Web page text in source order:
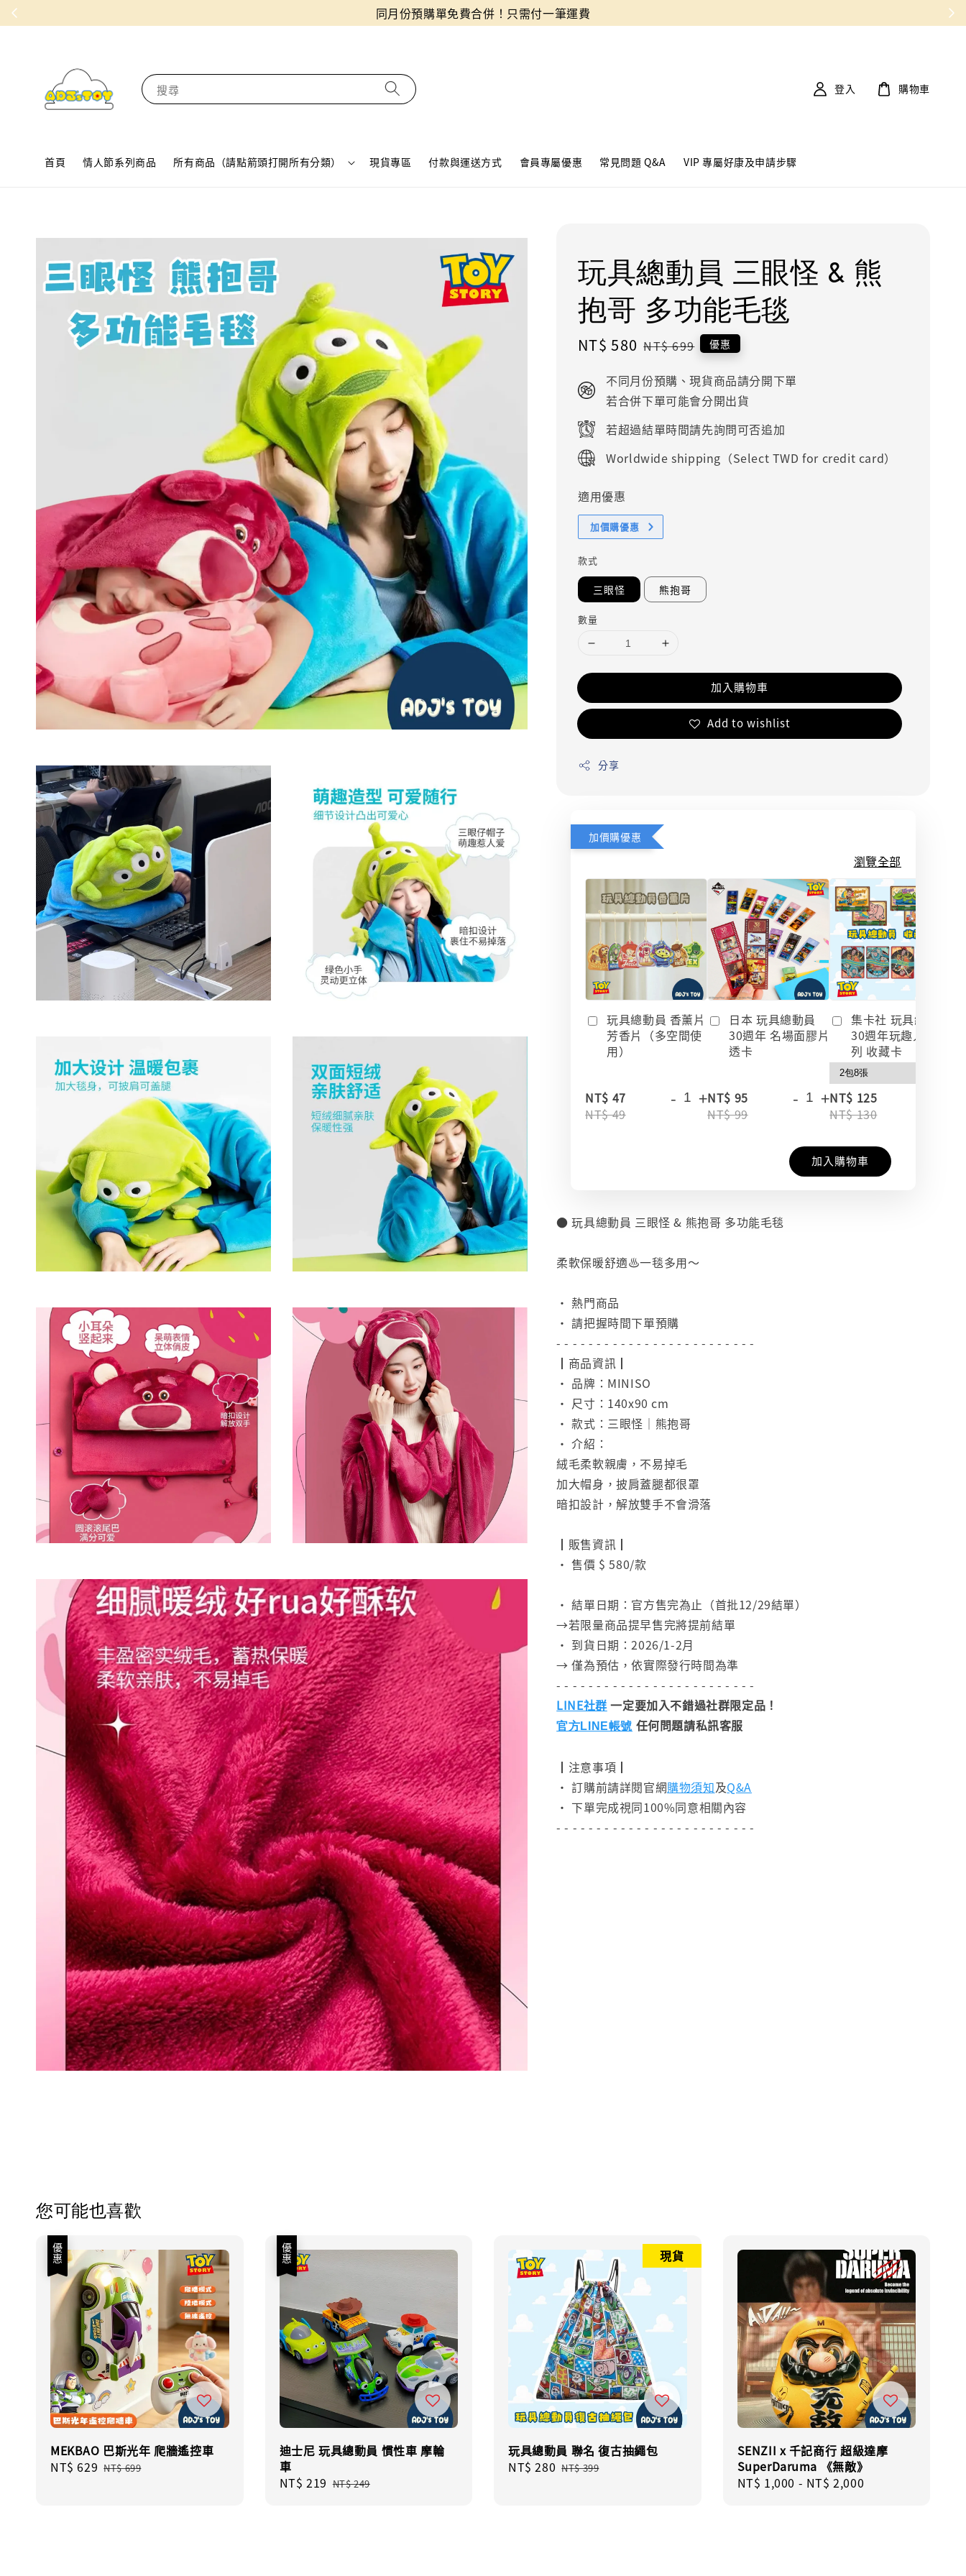
同月份預購單免費合併！只需付一筆運費
搜尋
首頁 情人節系列商品 所有商品（請點箭頭打開所有分類） 現貨專區 付款與運送方式 會員專屬優惠 常見問題 Q&A VIP 專屬好康及申請步驟
登入 購物車
玩具總動員 三眼怪 & 熊
抱哥 多功能毛毯
Sale
NT$ 580 Regular
NT$ 699 優惠
不同月份預購、現貨商品請分開下單
若合併下單可能會分開出貨
若超過結單時間請先詢問可否追加
Worldwide shipping（Select TWD for credit card）
適用優惠
加價購優惠
款式
三眼怪 熊抱哥
數量
加入購物車
Add to wishlist
分享
加價購優惠
瀏覽全部
玩具總動員 香薰片
芳香片（多空間使
用）
NT$ 47
NT$ 49
- +
日本 玩具總動員
30週年 名場面膠片
透卡
NT$ 95
NT$ 99
- +
集卡社 玩具總動員
30週年玩趣人生系
列 收藏卡
NT$ 125
NT$ 130
加入購物車
● 玩具總動員 三眼怪 & 熊抱哥 多功能毛毯
柔軟保暖舒適♨️一毯多用～
• 熱門商品
• 請把握時間下單預購
- - - - - - - - - - - - - - - - - - - - - - - - -
┃商品資訊┃
• 品牌：MINISO
• 尺寸：140x90 cm
• 款式：三眼怪｜熊抱哥
• 介紹：
絨毛柔軟親膚，不易掉毛
加大帽身，披肩蓋腿都很罩
暗扣設計，解放雙手不會滑落
┃販售資訊┃
• 售價 $ 580/款
• 結單日期：官方售完為止（首批12/29結單）
→若限量商品提早售完將提前結單
• 到貨日期：2026/1-2月
→ 僅為預估，依實際發行時間為準
- - - - - - - - - - - - - - - - - - - - - - - - -
LINE社群 一定要加入不錯過社群限定品！
官方LINE帳號 任何問題請私訊客服
┃注意事項┃
• 訂購前請詳閱官網購物須知及Q&A
• 下單完成視同100%同意相關內容
- - - - - - - - - - - - - - - - - - - - - - - - -
您可能也喜歡
優惠
MEKBAO 巴斯光年 爬牆遙控車
Sale
NT$ 629 Regular
NT$ 699
優惠
迪士尼 玩具總動員 慣性車 摩輪
車
Sale
NT$ 219 Regular
NT$ 249
現貨
玩具總動員 聯名 復古抽繩包
Sale
NT$ 280 Regular
NT$ 399
SENZII x 千記商行 超級達摩
SuperDaruma 《無敵》
Regular
NT$ 1,000 - NT$ 2,000